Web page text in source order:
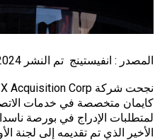
المصدر : انفيستينج تم النشر 06/08/2024, 00:39
كايمان متخصصة في خدمات
لمتطلبات الإدراج في بورصة
الأخير الذي تم تقديمه إلى لجنة